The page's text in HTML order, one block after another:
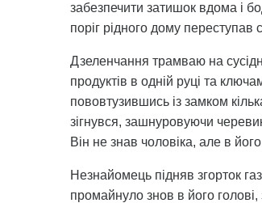
забезпечити затишок вдома і
поріг рідного дому переступав
Дзеленчання трамваю на
продуктів в одній руці та
пововтузившись із замком
зігнувся, зашнуровуючи
Він не знав чоловіка, але в
Незнайомець підняв згорток
промайнуло знов в його